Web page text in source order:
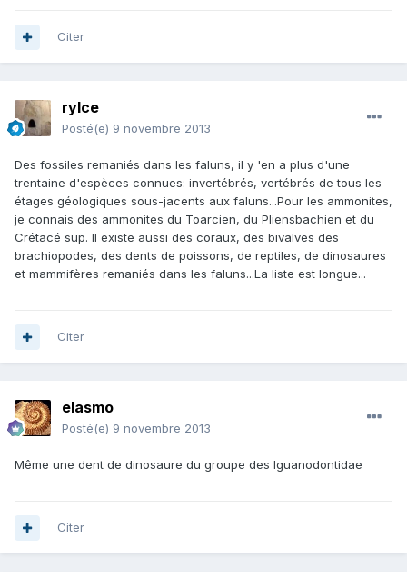
Citer
rylce
Posté(e) 9 novembre 2013
Des fossiles remaniés dans les faluns, il y 'en a plus d'une
trentaine d'espèces connues: invertébrés, vertébrés de tous les
étages géologiques sous-jacents aux faluns...Pour les ammonites,
je connais des ammonites du Toarcien, du Pliensbachien et du
Crétacé sup. Il existe aussi des coraux, des bivalves des
brachiopodes, des dents de poissons, de reptiles, de dinosaures
et mammifères remaniés dans les faluns...La liste est longue...
Citer
elasmo
Posté(e) 9 novembre 2013
Même une dent de dinosaure du groupe des Iguanodontidae
Citer